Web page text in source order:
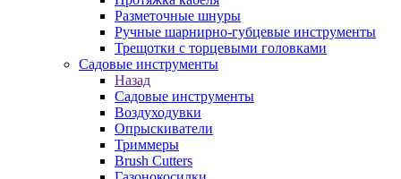
Разметочные шнуры
Ручные шарнирно-губцевые инструменты
Трещотки с торцевыми головками
Садовые инструменты
Назад
Садовые инструменты
Воздуходувки
Опрыскиватели
Триммеры
Brush Cutters